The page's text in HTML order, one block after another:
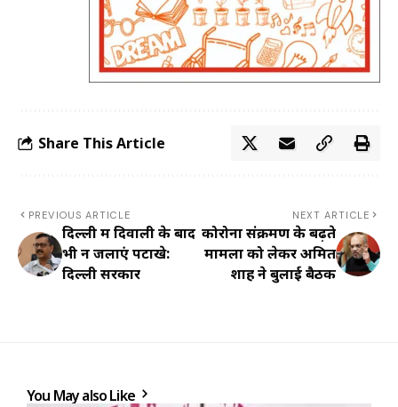
Share This Article
PREVIOUS ARTICLE
दिल्ली में दिवाली के बाद
भी न जलाएं पटाखे:
दिल्ली सरकार
NEXT ARTICLE
कोरोना संक्रमण के बढ़ते
मामलों को लेकर अमित
शाह ने बुलाई बैठक
You May also Like